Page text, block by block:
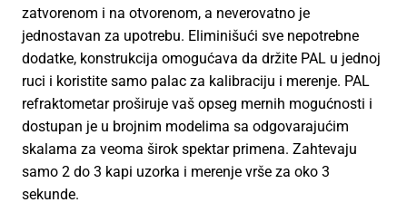
zatvorenom i na otvorenom, a neverovatno je
jednostavan za upotrebu. Eliminišući sve nepotrebne
dodatke, konstrukcija omogućava da držite PAL u jednoj
ruci i koristite samo palac za kalibraciju i merenje. PAL
refraktometar proširuje vaš opseg mernih mogućnosti i
dostupan je u brojnim modelima sa odgovarajućim
skalama za veoma širok spektar primena. Zahtevaju
samo 2 do 3 kapi uzorka i merenje vrše za oko 3
sekunde.